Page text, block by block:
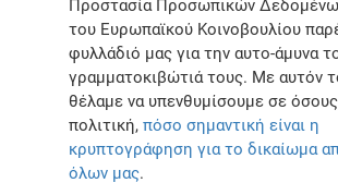
Προστασία Προσωπικών
του Ευρωπαϊκού Κοινοβουλίου
φυλλάδιό μας για την αυτο-άμυνα
γραμματοκιβώτιά τους. Με αυτόν
θέλαμε να υπενθυμίσουμε σε
πολιτική,πόσο σημαντική είναι η
κρυπτογράφηση για το δικαίωμα
όλων μας.